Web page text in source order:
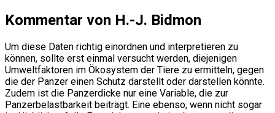
Kommentar von H.-J. Bidmon
Um diese Daten richtig einordnen und interpretieren zu
können, sollte erst einmal versucht werden, diejenigen
Umweltfaktoren im Ökosystem der Tiere zu ermitteln, gegen
die der Panzer einen Schutz darstellt oder darstellen könnte.
Zudem ist die Panzerdicke nur eine Variable, die zur
Panzerbelastbarkeit beiträgt. Eine ebenso, wenn nicht sogar